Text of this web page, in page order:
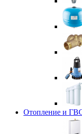
Отопление и